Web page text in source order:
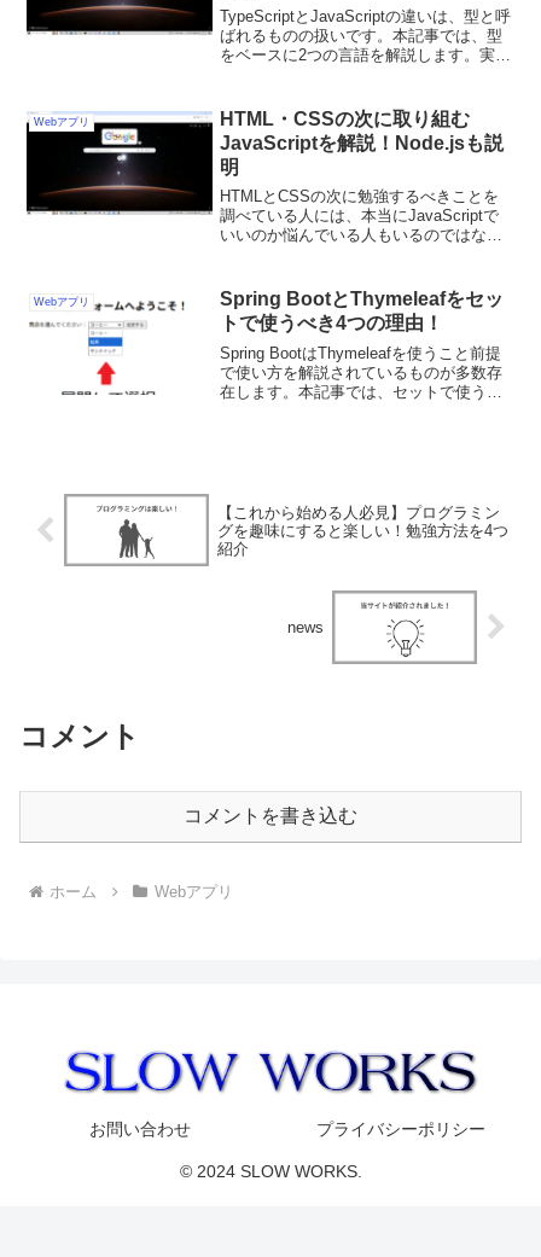
TypeScriptとJavaScriptの違いは、型と呼
ばれるものの扱いです。本記事では、型
をベースに2つの言語を解説します。実際
Webアプリ
HTML・CSSの次に取り組む
JavaScriptを解説！Node.jsも説
明
HTMLとCSSの次に勉強するべきことを
調べている人には、本当にJavaScriptで
いいのか悩んでいる人もいるのではない
ご活用ください。
Webアプリ
Spring BootとThymeleafをセッ
トで使うべき4つの理由！
Spring BootはThymeleafを使うこと前提
で使い方を解説されているものが多数存
在します。本記事では、セットで使うべ
【これから始める人必見】プログラミン
グを趣味にすると楽しい！勉強方法を4つ
紹介
news
コメント
コメントを書き込む
ホーム Webアプリ
お問い合わせ プライバシーポリシー
© 2024 SLOW WORKS.